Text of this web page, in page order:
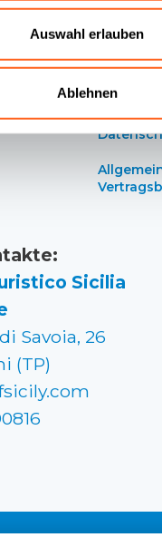
Auswahl erlauben
Ablehnen
Cookie-
Cookie
Sicilia
Savoia, 26
(TP)